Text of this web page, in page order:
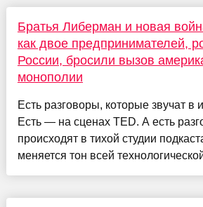
Братья Либерман и новая
как двое предпринимателей,
России, бросили вызов
монополии
Есть разговоры, которые звучат в
Есть — на сценах TED. А есть
происходят в тихой студии
меняется тон всей